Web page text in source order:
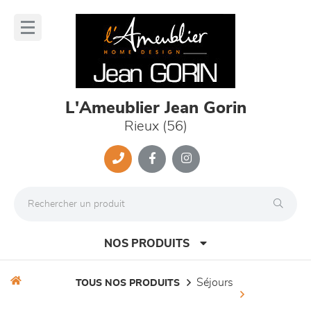
L'Ameublier Jean Gorin
Rieux (56)
NOS PRODUITS
TOUS NOS PRODUITS séjours